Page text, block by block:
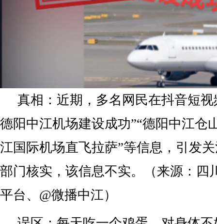
真相：近期，多名网民在抖音短
德阳中江机场建设成功”“德阳中江仓
江国际机场直飞拉萨”等信息，引发
部门核实，该信息不实。（来源：四
平台、@微播中江）